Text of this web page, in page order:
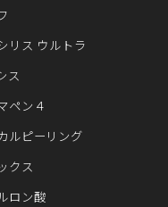
リス ウルトラ
ス
ペン４
ルピーリング
クス
ロン酸